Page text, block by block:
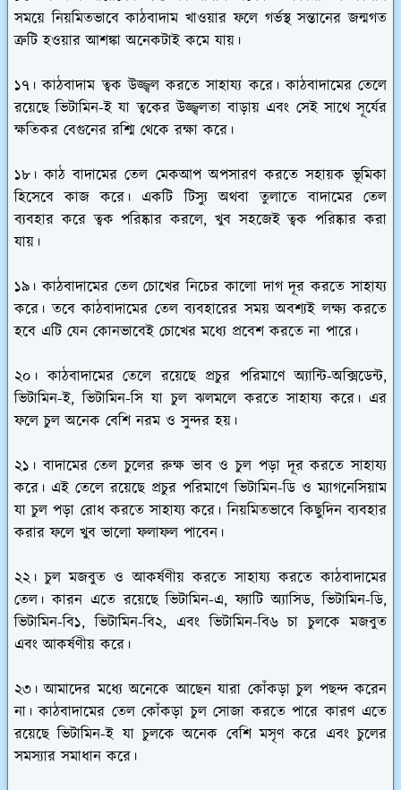
সময়ে নিয়মিতভাবে কাঠবাদাম খাওয়ার ফলে গর্ভস্থ সন্তানের জন্মগত
ত্রুটি হওয়ার আশঙ্কা অনেকটাই কমে যায়।
১৭। কাঠবাদাম ত্বক উজ্জ্বল করতে সাহায্য করে। কাঠবাদামের তেলে
রয়েছে ভিটামিন-ই যা ত্বকের উজ্জ্বলতা বাড়ায় এবং সেই সাথে সূর্যের
ক্ষতিকর বেগুনের রশ্মি থেকে রক্ষা করে।
১৮। কাঠ বাদামের তেল মেকআপ অপসারণ করতে সহায়ক ভূমিকা
হিসেবে কাজ করে। একটি টিস্যু অথবা তুলাতে বাদামের তেল
ব্যবহার করে ত্বক পরিষ্কার করলে, খুব সহজেই ত্বক পরিষ্কার করা
যায়।
১৯। কাঠবাদামের তেল চোখের নিচের কালো দাগ দূর করতে সাহায্য
করে। তবে কাঠবাদামের তেল ব্যবহারের সময় অবশ্যই লক্ষ্য করতে
হবে এটি যেন কোনভাবেই চোখের মধ্যে প্রবেশ করতে না পারে।
২০। কাঠবাদামের তেলে রয়েছে প্রচুর পরিমাণে অ্যান্টি-অক্সিডেন্ট,
ভিটামিন-ই, ভিটামিন-সি যা চুল ঝলমলে করতে সাহায্য করে। এর
ফলে চুল অনেক বেশি নরম ও সুন্দর হয়।
২১। বাদামের তেল চুলের রুক্ষ ভাব ও চুল পড়া দূর করতে সাহায্য
করে। এই তেলে রয়েছে প্রচুর পরিমাণে ভিটামিন-ডি ও ম্যাগনেসিয়াম
যা চুল পড়া রোধ করতে সাহায্য করে। নিয়মিতভাবে কিছুদিন ব্যবহার
করার ফলে খুব ভালো ফলাফল পাবেন।
২২। চুল মজবুত ও আকর্ষণীয় করতে সাহায্য করতে কাঠবাদামের
তেল। কারন এতে রয়েছে ভিটামিন-এ, ফ্যাটি অ্যাসিড, ভিটামিন-ডি,
ভিটামিন-বি১, ভিটামিন-বি২, এবং ভিটামিন-বি৬ চা চুলকে মজবুত
এবং আকর্ষণীয় করে।
২৩। আমাদের মধ্যে অনেকে আছেন যারা কোঁকড়া চুল পছন্দ করেন
না। কাঠবাদামের তেল কোঁকড়া চুল সোজা করতে পারে কারণ এতে
রয়েছে ভিটামিন-ই যা চুলকে অনেক বেশি মসৃণ করে এবং চুলের
সমস্যার সমাধান করে।